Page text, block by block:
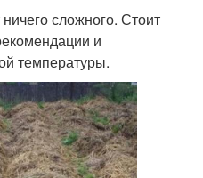
сложного. Стоит
и
температуры.